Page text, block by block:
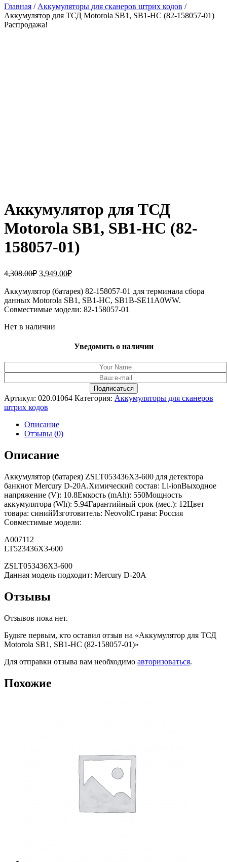
Главная / Аккумуляторы для сканеров штрих кодов /
Аккумулятор для ТСД Motorola SB1, SB1-HC (82-158057-01)
Распродажа!
Аккумулятор для ТСД
Motorola SB1, SB1-HC (82-
158057-01)
4,308.00₽ Первоначальная
составляла
4,308.00₽.
3,949.00₽Текущая
3,949.00₽.
Аккумулятор (батарея) 82-158057-01 для терминала сбора
данных Motorola SB1, SB1-HC, SB1B-SE11A0WW.
Совместимые модели: 82-158057-01
Нет в наличии
Уведомить о наличии
Артикул: 020.01064 Категория: Аккумуляторы для сканеров
штрих кодов
Описание
Отзывы (0)
Описание
Аккумулятор (батарея) ZSLT053436X3-600 для детектора
банкнот Mercury D-20A.Химический состав: Li-ionВыходное
напряжение (V): 10.8Емкость (mAh): 550Мощность
аккумулятора (Wh): 5.94Гарантийный срок (мес.): 12Цвет
товара: синийИзготовитель: NeovoltСтрана: Россия
Совместимые модели:
A007112
LT523436X3-600
ZSLT053436X3-600
Данная модель подходит: Mercury D-20A
Отзывы
Отзывов пока нет.
Будьте первым, кто оставил отзыв на «Аккумулятор для ТСД
Motorola SB1, SB1-HC (82-158057-01)»
Для отправки отзыва вам необходимо авторизоваться.
Похожие